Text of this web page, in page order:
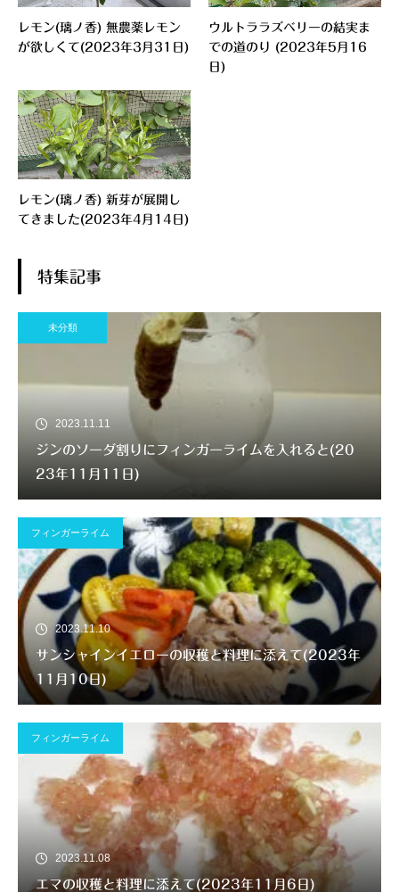
レモン(璃ノ香) 無農薬レモン
が欲しくて(2023年3月31日)
ウルトララズベリーの結実ま
での道のり (2023年5月16
日)
レモン(璃ノ香) 新芽が展開し
てきました(2023年4月14日)
特集記事
未分類
2023.11.11
ジンのソーダ割りにフィンガーライムを入れると(20
23年11月11日)
フィンガーライム
2023.11.10
サンシャインイエローの収穫と料理に添えて(2023年
11月10日)
フィンガーライム
2023.11.08
エマの収穫と料理に添えて(2023年11月6日)